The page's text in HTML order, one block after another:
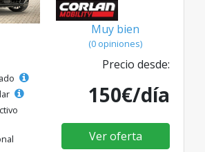
Muy bien
(0 opiniones)
Precio desde:
150€/día
Ver oferta